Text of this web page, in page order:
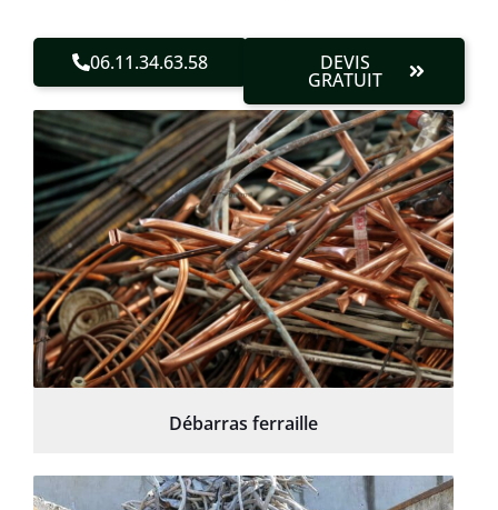
06.11.34.63.58 DEVIS
GRATUIT
Débarras ferraille